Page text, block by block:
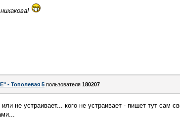
- Тополевая 5 пользователя 180207
не устраивает... кого не устраивает - пишет тут сам